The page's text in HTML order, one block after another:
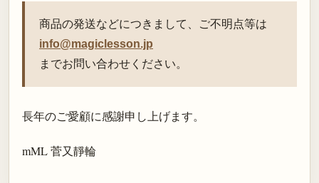
商品の発送などにつきまして、ご不明点等は
info@magiclesson.jp
までお問い合わせください。
長年のご愛顧に感謝申し上げます。
mML 菅又靜輪